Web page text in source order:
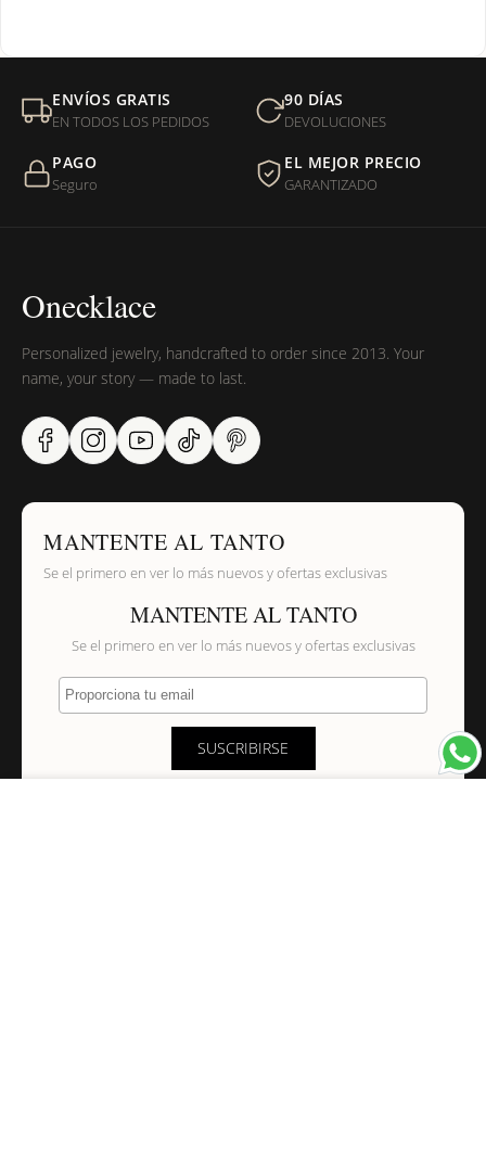
Mi orden fue devuelta por USPS, ¿qué hago para que sea
entregada?
¿Sus productos son libres de níquel?
ENVÍOS GRATIS
EN TODOS LOS PEDIDOS
90 DÍAS
DEVOLUCIONES
PAGO
Seguro
EL MEJOR PRECIO
GARANTIZADO
Onecklace
Personalized jewelry, handcrafted to order since 2013. Your
name, your story — made to last.
MANTENTE AL TANTO
Se el primero en ver lo más nuevos y ofertas exclusivas
MANTENTE AL TANTO
Se el primero en ver lo más nuevos y ofertas exclusivas
Proporciona tu email
SUSCRIBIRSE